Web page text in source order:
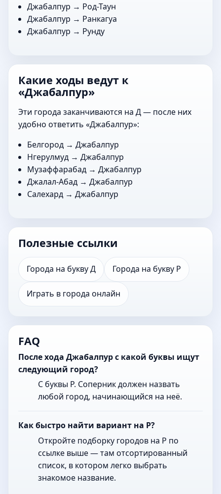
Джабалпур → Род-Таун
Джабалпур → Ранкагуа
Джабалпур → Рунду
Какие ходы ведут к
«Джабалпур»
Эти города заканчиваются на Д — после них
удобно ответить «Джабалпур»:
Белгород → Джабалпур
Нгерулмуд → Джабалпур
Музаффарабад → Джабалпур
Джалал-Абад → Джабалпур
Салехард → Джабалпур
Полезные ссылки
Города на букву Д Города на букву Р
Играть в города онлайн
FAQ
После хода Джабалпур с какой буквы ищут
следующий город?
С буквы Р. Соперник должен назвать
любой город, начинающийся на неё.
Как быстро найти вариант на Р?
Откройте подборку городов на Р по
ссылке выше — там отсортированный
список, в котором легко выбрать
знакомое название.